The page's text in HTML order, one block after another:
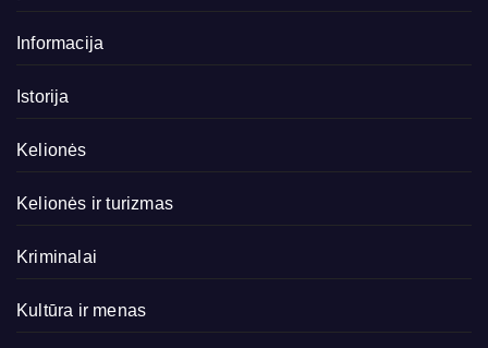
Informacija
Istorija
Kelionės
Kelionės ir turizmas
Kriminalai
Kultūra ir menas